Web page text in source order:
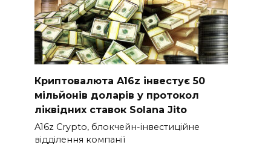
Криптовалюта A16z інвестує 50
мільйонів доларів у протокол
ліквідних ставок Solana Jito
A16z Crypto, блокчейн-інвестиційне
відділення компанії